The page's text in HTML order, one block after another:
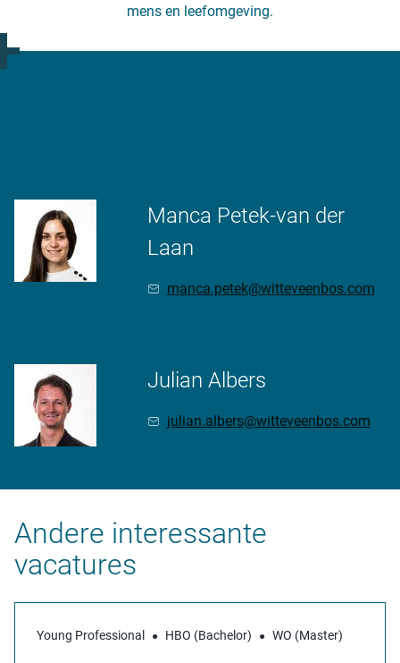
mens en leefomgeving.
Manca Petek-van der
Laan
manca.petek@witteveenbos.com
Julian Albers
julian.albers@witteveenbos.com
Andere interessante
vacatures
Young Professional HBO (Bachelor) WO (Master)